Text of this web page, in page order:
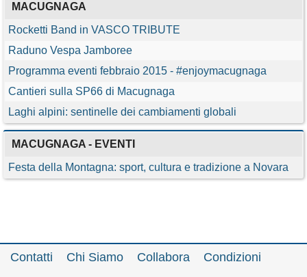
MACUGNAGA
Rocketti Band in VASCO TRIBUTE
Raduno Vespa Jamboree
Programma eventi febbraio 2015 - #enjoymacugnaga
Cantieri sulla SP66 di Macugnaga
Laghi alpini: sentinelle dei cambiamenti globali
MACUGNAGA - EVENTI
Festa della Montagna: sport, cultura e tradizione a Novara
Contatti Chi Siamo Collabora
Condizioni